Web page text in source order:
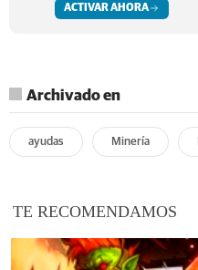
ACTIVAR AHORA
Archivado en
ayudas Minería
TE RECOMENDAMOS